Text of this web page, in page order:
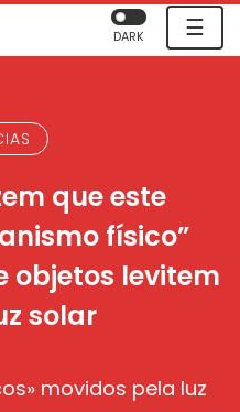
☰
DARK
que este
físico”
objetos levitem
solar
movidos pela luz